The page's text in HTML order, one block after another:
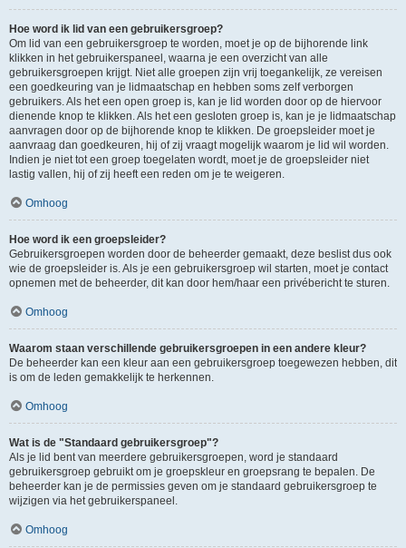
Hoe word ik lid van een gebruikersgroep?
Om lid van een gebruikersgroep te worden, moet je op de bijhorende link
klikken in het gebruikerspaneel, waarna je een overzicht van alle
gebruikersgroepen krijgt. Niet alle groepen zijn vrij toegankelijk, ze vereisen
een goedkeuring van je lidmaatschap en hebben soms zelf verborgen
gebruikers. Als het een open groep is, kan je lid worden door op de hiervoor
dienende knop te klikken. Als het een gesloten groep is, kan je je lidmaatschap
aanvragen door op de bijhorende knop te klikken. De groepsleider moet je
aanvraag dan goedkeuren, hij of zij vraagt mogelijk waarom je lid wil worden.
Indien je niet tot een groep toegelaten wordt, moet je de groepsleider niet
lastig vallen, hij of zij heeft een reden om je te weigeren.
Omhoog
Hoe word ik een groepsleider?
Gebruikersgroepen worden door de beheerder gemaakt, deze beslist dus ook
wie de groepsleider is. Als je een gebruikersgroep wil starten, moet je contact
opnemen met de beheerder, dit kan door hem/haar een privébericht te sturen.
Omhoog
Waarom staan verschillende gebruikersgroepen in een andere kleur?
De beheerder kan een kleur aan een gebruikersgroep toegewezen hebben, dit
is om de leden gemakkelijk te herkennen.
Omhoog
Wat is de "Standaard gebruikersgroep"?
Als je lid bent van meerdere gebruikersgroepen, word je standaard
gebruikersgroep gebruikt om je groepskleur en groepsrang te bepalen. De
beheerder kan je de permissies geven om je standaard gebruikersgroep te
wijzigen via het gebruikerspaneel.
Omhoog